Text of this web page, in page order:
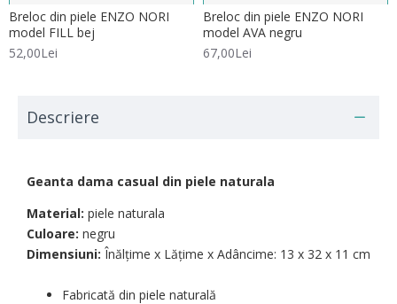
Breloc din piele ENZO NORI
model FILL bej
52,00Lei
Breloc din piele ENZO NORI
model AVA negru
67,00Lei
Descriere
Geanta dama casual din piele naturala
Material: piele naturala
Culoare: negru
Dimensiuni: Înălțime x Lățime х Adâncime: 13 х 32 х 11 cm
Fabricată din piele naturală